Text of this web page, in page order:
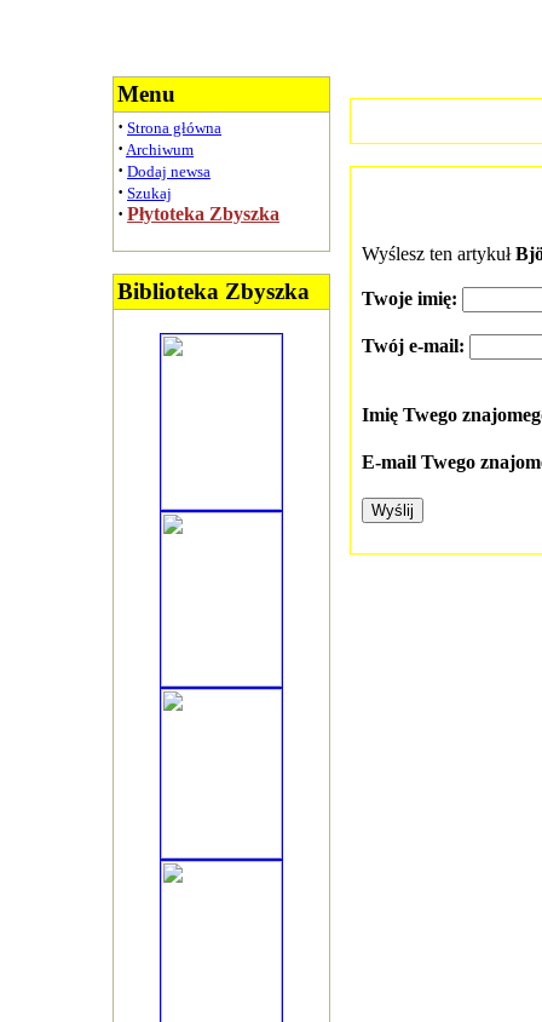
Menu
· Strona główna
· Archiwum
· Dodaj newsa
· Szukaj
· Płytoteka Zbyszka
Biblioteka Zbyszka
Wyślesz ten artykuł
Twoje imię:
Twój e-mail:
Imię Twego
E-mail Twego